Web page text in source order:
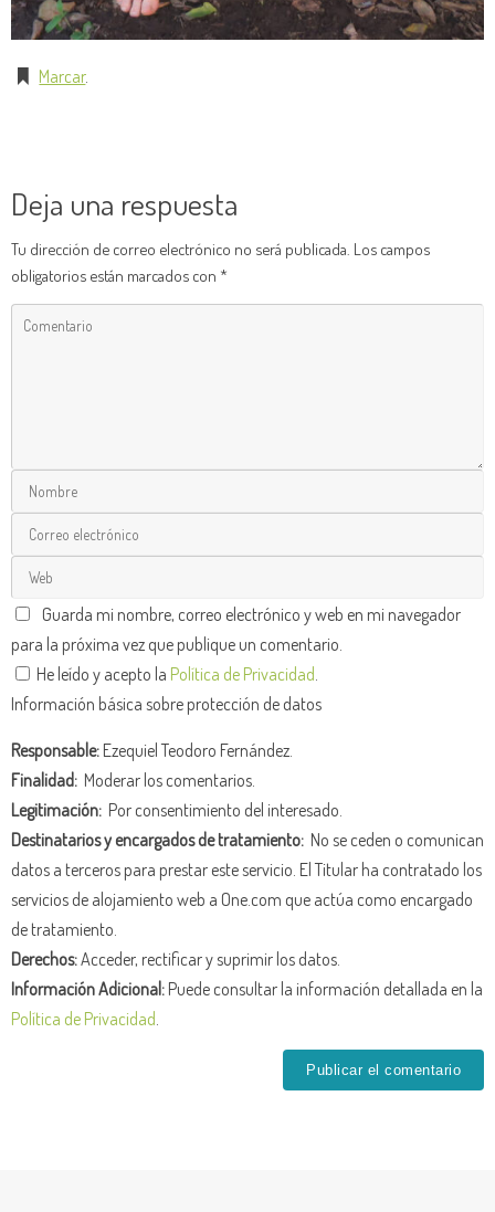
Marcar.
Deja una respuesta
Tu dirección de correo electrónico no será publicada. Los campos
obligatorios están marcados con *
Guarda mi nombre, correo electrónico y web en mi navegador
para la próxima vez que publique un comentario.
He leído y acepto la Política de Privacidad
Información básica sobre protección de datos
Responsable:Ezequiel Teodoro Fernández.
Finalidad: Moderar los comentarios.
Legitimación: Por consentimiento del interesado.
Destinatarios y encargados de tratamiento: No se ceden o comunican
datos a terceros para prestar este servicio. El Titular ha contratado los
servicios de alojamiento web a One.com que actúa como encargado
de tratamiento.
Derechos:Acceder, rectificar y suprimir los datos.
Información Adicional:Puede consultar la información detallada en la
Política de Privacidad